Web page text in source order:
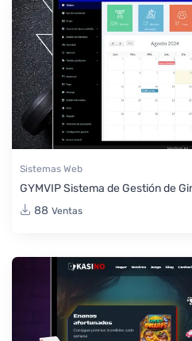
Sistemas Web
GYMVIP Sistema de Gestión de
88 Ventas